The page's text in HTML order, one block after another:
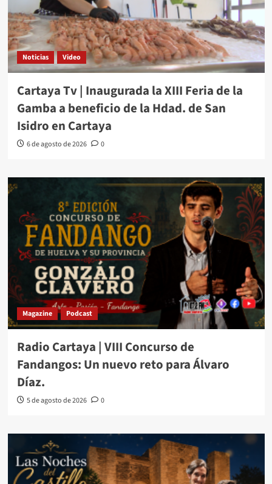
Noticias Video
Cartaya Tv | Inaugurada la XIII Feria de la
Gamba a beneficio de la Hdad. de San
Isidro en Cartaya
6 de agosto de 2026 0
Magazine Podcast
Radio Cartaya | VIII Concurso de
Fandangos: Un nuevo reto para Álvaro
Díaz.
5 de agosto de 2026 0